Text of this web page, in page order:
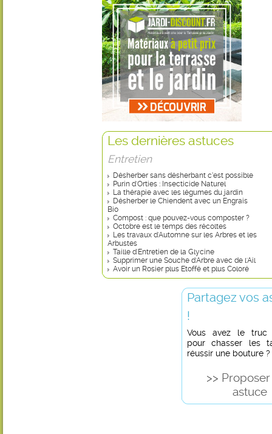
Les dernières astuces
Entretien
Désherber sans désherbant c’est possible
Purin d'Orties : Insecticide Naturel
La thérapie avec les légumes du jardin
Désherber le Chiendent avec un Engrais
Bio
Compost : que pouvez-vous composter ?
Octobre est le temps des récoltes
Les travaux d'Automne sur les Arbres et les
Arbustes
Taille d'Entretien de la Glycine
Supprimer une Souche d'Arbre avec de l'Ail
Avoir un Rosier plus Etoffé et plus Coloré
Partagez vos
!
Vous avez le truc
pour chasser les
réussir une bouture ?
>>
astuce